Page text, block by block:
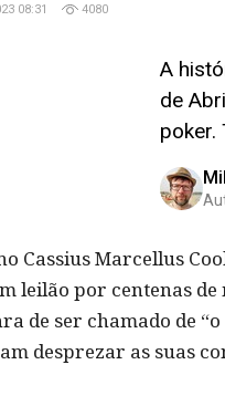
08:31 4080
A
de
poker.
Cassius Marcellus
leilão por centenas
de ser chamado de
desprezar as suas